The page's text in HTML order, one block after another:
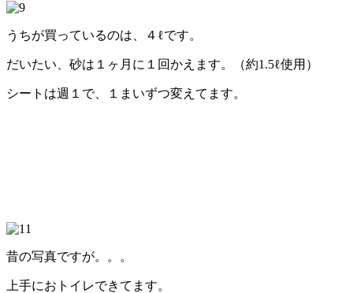
うちが買っているのは、４ℓです。
だいたい、砂は１ヶ月に１回かえます。（約1.5ℓ使用）
シートは週１で、１まいずつ変えてます。
昔の写真ですが。。。
上手におトイレできてます。